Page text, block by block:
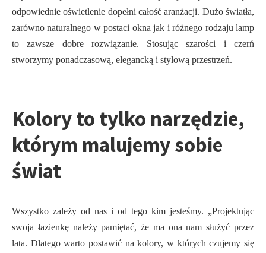
odpowiednie oświetlenie dopełni całość aranżacji. Dużo światła,
zarówno naturalnego w postaci okna jak i różnego rodzaju lamp
to zawsze dobre rozwiązanie. Stosując szarości i czerń
stworzymy ponadczasową, elegancką i stylową przestrzeń.
Kolory to tylko narzędzie,
którym malujemy sobie
świat
Wszystko zależy od nas i od tego kim jesteśmy. „Projektując
swoja łazienkę należy pamiętać, że ma ona nam służyć przez
lata. Dlatego warto postawić na kolory, w których czujemy się